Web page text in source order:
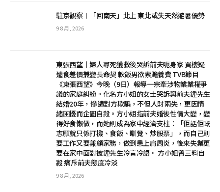
駐京觀察︱「回南天」北上 東北或失天然避暑優勢
9 8 月, 2026
東張西望丨婦人尋死獲救後哭訴前夫呃身家 買樓疑
遭食差價兼變長命契 軟飯男欲索贍養費 TVB節目
《東張西望》今晚（9日）報導一宗牽涉物業業權爭
議的家庭糾紛。化名方小姐的女士哭訴與前夫鍾先生
結婚20年，慘遭對方欺騙，不但人財兩失，更因情
緒困擾而企圖自殺。方小姐指前夫婚後性情大變，變
得好食懶做，而她則成為家中經濟支柱：「佢話佢嘅
志願就只係打機、食飯、瞓覺、炒股票」，而自己則
要工作又要兼顧家務，做到患上肩周炎，後來失業更
要在家中面對被鍾先生冷言冷語。 方小姐曾三料自
殺 痛斥前夫態度冷淡
9 8 月, 2026